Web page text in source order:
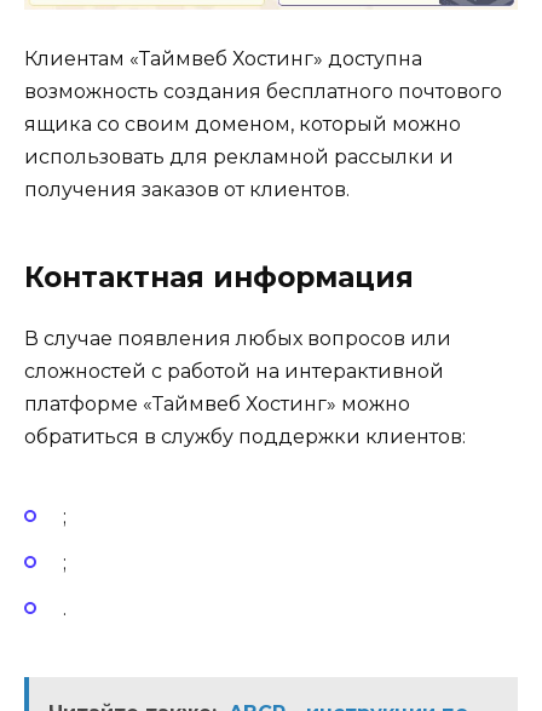
Клиентам «Таймвеб Хостинг» доступна
возможность создания бесплатного почтового
ящика со своим доменом, который можно
использовать для рекламной рассылки и
получения заказов от клиентов.
Контактная информация
В случае появления любых вопросов или
сложностей с работой на интерактивной
платформе «Таймвеб Хостинг» можно
обратиться в службу поддержки клиентов:
;
;
.